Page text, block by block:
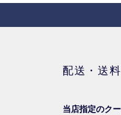
配送・送
当店指定のク